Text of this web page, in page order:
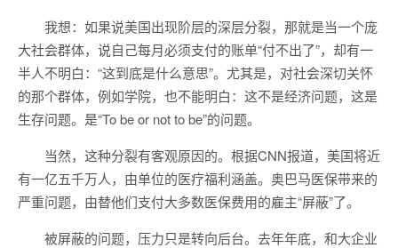
我想：如果说美国出现阶层的深层分裂，那就是当一个庞
大社会群体，说自己每月必须支付的账单“付不出了”，却有一
半人不明白：“这到底是什么意思”。尤其是，对社会深切关怀
的那个群体，例如学院，也不能明白：这不是经济问题，这是
生存问题。是“To be or not to be”的问题。
当然，这种分裂有客观原因的。根据CNN报道，美国将近
有一亿五千万人，由单位的医疗福利涵盖。奥巴马医保带来的
严重问题，由替他们支付大多数医保费用的雇主“屏蔽”了。
被屏蔽的问题，压力只是转向后台。去年年底，和大企业